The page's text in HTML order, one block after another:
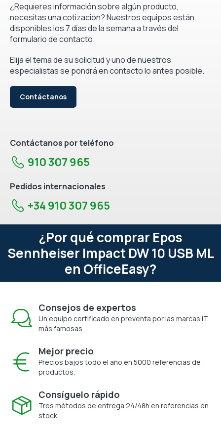
¿Requieres información sobre algún producto,
necesitas una cotización? Nuestros equipos están
disponibles los 7 días de la semana a través del
formulario de contacto.
Elija el tema de su solicitud y uno de nuestros
especialistas se pondrá en contacto lo antes posible.
Contáctanos
Contáctanos por teléfono
910 307 965
Pedidos internacionales
+34 910 307 965
¿Por qué comprar Epos
Sennheiser Impact DW 10 USB ML
en OfficeEasy?
Consejos de expertos
Un equipo certificado en preventa por las marcas IT
más famosas.
Mejor precio
Precios bajos todo el año en 5000 referencias de
productos.
Consíguelo rápido
Tres métodos de entrega 24/48h en referencias en
stock.